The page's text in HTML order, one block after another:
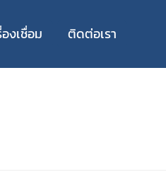
งเชื่อม ติดต่อเรา